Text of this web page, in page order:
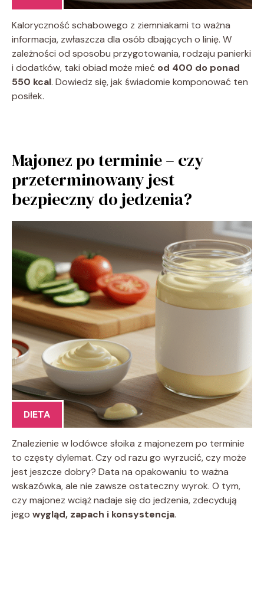
Kaloryczność schabowego z ziemniakami to ważna
informacja, zwłaszcza dla osób dbających o linię. W
zależności od sposobu przygotowania, rodzaju panierki
i dodatków, taki obiad może mieć od 400 do ponad
550 kcal. Dowiedz się, jak świadomie komponować ten
posiłek.
Majonez po terminie – czy
przeterminowany jest
bezpieczny do jedzenia?
DIETA
Znalezienie w lodówce słoika z majonezem po terminie
to częsty dylemat. Czy od razu go wyrzucić, czy może
jest jeszcze dobry? Data na opakowaniu to ważna
wskazówka, ale nie zawsze ostateczny wyrok. O tym,
czy majonez wciąż nadaje się do jedzenia, zdecydują
jego wygląd, zapach i konsystencja.